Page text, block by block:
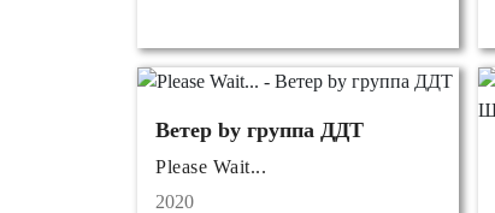
Ветер by группа ДДТ
Please Wait...
2020